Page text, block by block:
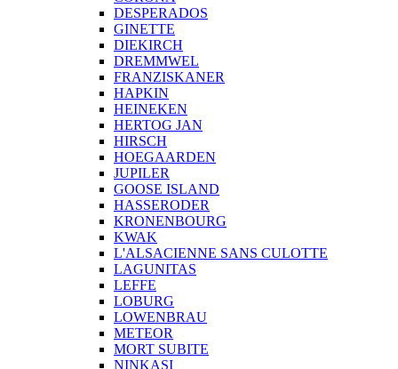
DESPERADOS
GINETTE
DIEKIRCH
DREMMWEL
FRANZISKANER
HAPKIN
HEINEKEN
HERTOG JAN
HIRSCH
HOEGAARDEN
JUPILER
GOOSE ISLAND
HASSERODER
KRONENBOURG
KWAK
L'ALSACIENNE SANS CULOTTE
LAGUNITAS
LEFFE
LOBURG
LOWENBRAU
METEOR
MORT SUBITE
NINKASI